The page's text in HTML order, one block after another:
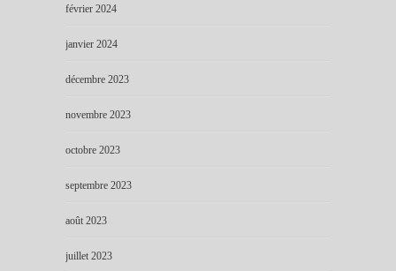
février 2024
janvier 2024
décembre 2023
novembre 2023
octobre 2023
septembre 2023
août 2023
juillet 2023